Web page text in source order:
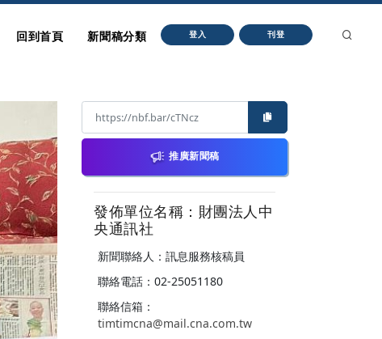
回到首頁 新聞稿分類 登入 刊登
推廣新聞稿
發佈單位名稱：財團法人中
央通訊社
新聞聯絡人：訊息服務核稿員
聯絡電話：02-25051180
聯絡信箱：
timtimcna@mail.cna.com.tw